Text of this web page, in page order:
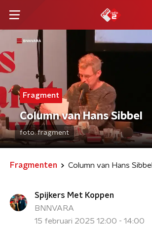
Fragment
Column van Hans Sibbel
foto:fragment
Fragmenten Column van Hans Sibbel
Spijkers Met Koppen
BNNVARA
15 februari 2025 12:00 - 14:00